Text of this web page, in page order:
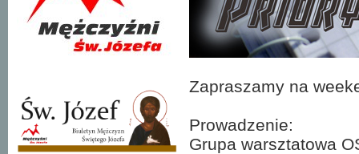
Zapraszamy na
Prowadzenie:
Grupa warsztatowa